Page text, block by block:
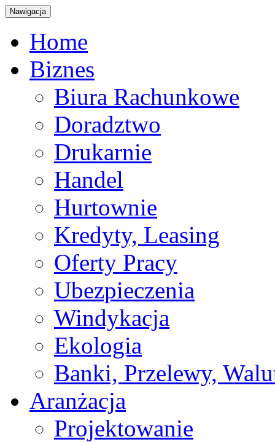
Nawigacja
Home
Biznes
Biura Rachunkowe
Doradztwo
Drukarnie
Handel
Hurtownie
Kredyty, Leasing
Oferty Pracy
Ubezpieczenia
Windykacja
Ekologia
Banki, Przelewy,
Aranżacja
Projektowanie